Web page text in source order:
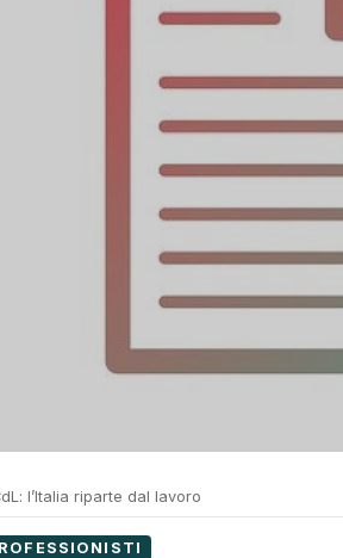
l’Italia riparte dal lavoro